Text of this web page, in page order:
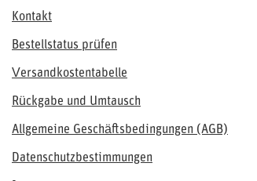
Kontakt
Bestellstatus prüfen
Versandkostentabelle
Rückgabe und Umtausch
Allgemeine Geschäftsbedingungen (AGB)
Datenschutzbestimmungen